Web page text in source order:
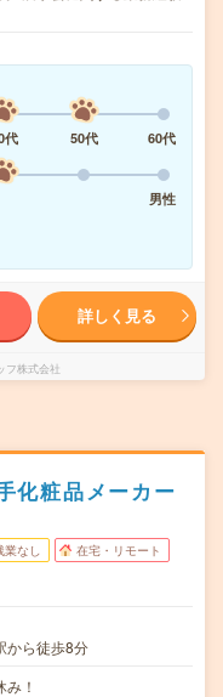
代 50代
60代
男性
詳しく見る
フ株式会社
化粧品メーカー
業なし 在宅・リモート
から徒歩8分
！